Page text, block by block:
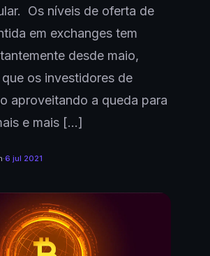
Os níveis de oferta de
em exchanges tem
desde maio,
os investidores de
aproveitando a queda para
e mais […]
·6 jul 2021